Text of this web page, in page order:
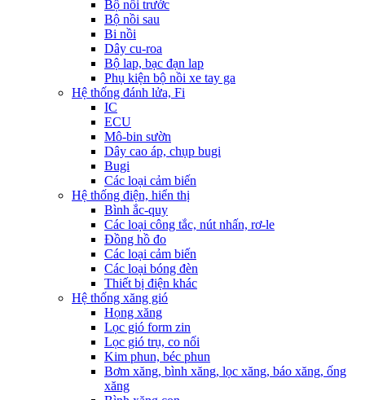
Bộ nồi trước
Bộ nồi sau
Bi nồi
Dây cu-roa
Bộ lap, bạc đạn lap
Phụ kiện bộ nồi xe tay ga
Hệ thống đánh lửa, Fi
IC
ECU
Mô-bin sườn
Dây cao áp, chụp bugi
Bugi
Các loại cảm biến
Hệ thống điện, hiển thị
Bình ắc-quy
Các loại công tắc, nút nhấn, rơ-le
Đồng hồ đo
Các loại cảm biến
Các loại bóng đèn
Thiết bị điện khác
Hệ thống xăng gió
Họng xăng
Lọc gió form zin
Lọc gió trụ, co nối
Kim phun, béc phun
Bơm xăng, bình xăng, lọc xăng, báo xăng, ống
xăng